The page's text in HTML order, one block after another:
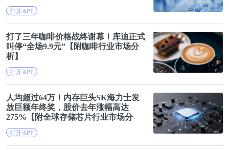
举个例子，Clubhouse的音频传输技术源于背后的技
术服务商“声网Agora”。曾经因为踩中“居家隔离、停
课不停学”的风口，股价单日暴涨152.5%。Clubhouse
声名大噪后，声网股价周内涨幅超28%。
不过作为主打AI语音芯片产品的上游企业云知声就没
有这么好运了。
据其冲击IPO时披露的数据显示，其主营业务营收从
2017年的6114.04万元，增长至2019年的2.19亿元，年
打开APP
打了三年咖啡价格战终谢幕！库迪正式
叫停“全场9.9元”【附咖啡行业市场分
析】
打开APP
人均超过64万！内存巨头SK海力士发
放巨额年终奖， 股价去年涨幅高达
275%【附全球存储芯片行业市场分
析】
打开APP